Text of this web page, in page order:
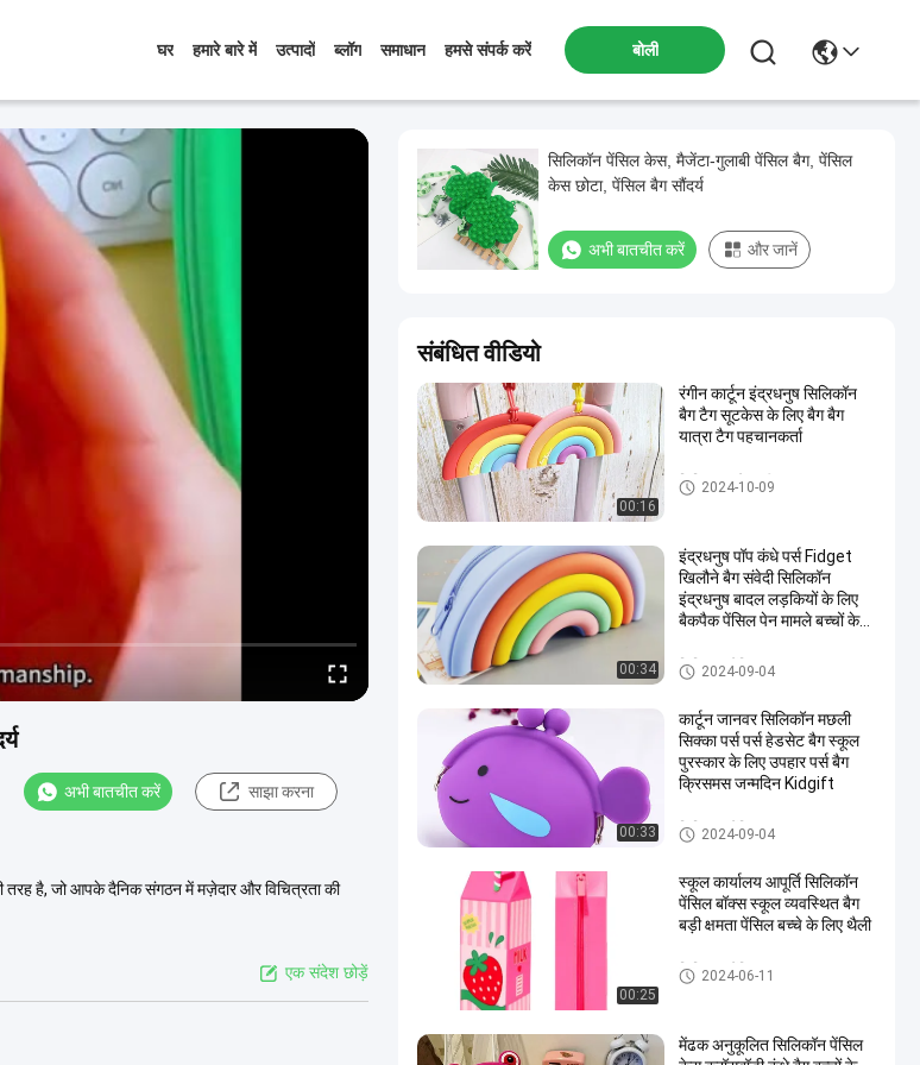
घर हमारे बारे में उत्पादों ब्लॉग समाधान हमसे संपर्क करें बोली
अभी बातचीत करें साझा करना
तरह है, जो आपके दैनिक संगठन में मज़ेदार और विचित्रता की
एक संदेश छोड़ें
सिलिकॉन पेंसिल केस, मैजेंटा-गुलाबी पेंसिल बैग, पेंसिल
केस छोटा, पेंसिल बैग सौंदर्य
अभी बातचीत करें और जानें
संबंधित वीडियो
00:16
रंगीन कार्टून इंद्रधनुष सिलिकॉन
बैग टैग सूटकेस के लिए बैग बैग
यात्रा टैग पहचानकर्ता
सिलिकॉन स्टेशनरी
2024-10-09
00:34
इंद्रधनुष पॉप कंधे पर्स Fidget
खिलौने बैग संवेदी सिलिकॉन
इंद्रधनुष बादल लड़कियों के लिए
बैकपैक पेंसिल पेन मामले बच्चों के
सिलिकॉन पेंसिल बॉक्स
2024-09-04
00:33
कार्टून जानवर सिलिकॉन मछली
सिक्का पर्स पर्स हेडसेट बैग स्कूल
पुरस्कार के लिए उपहार पर्स बैग
क्रिसमस जन्मदिन Kidgift
सिलिकॉन पेंसिल बॉक्स
2024-09-04
00:25
स्कूल कार्यालय आपूर्ति सिलिकॉन
पेंसिल बॉक्स स्कूल व्यवस्थित बैग
बड़ी क्षमता पेंसिल बच्चे के लिए थैली
सिलिकॉन पेंसिल बॉक्स
2024-06-11
मेंढक अनुकूलित सिलिकॉन पेंसिल